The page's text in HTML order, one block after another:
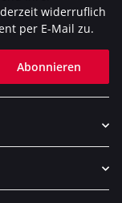
widerruflich
per E-Mail zu.
Abonnieren